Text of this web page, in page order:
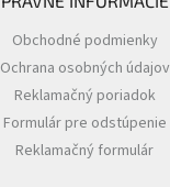
Obchodné podmienky
Ochrana osobných údajov
Reklamačný poriadok
Formulár pre odstúpenie
Reklamačný formulár